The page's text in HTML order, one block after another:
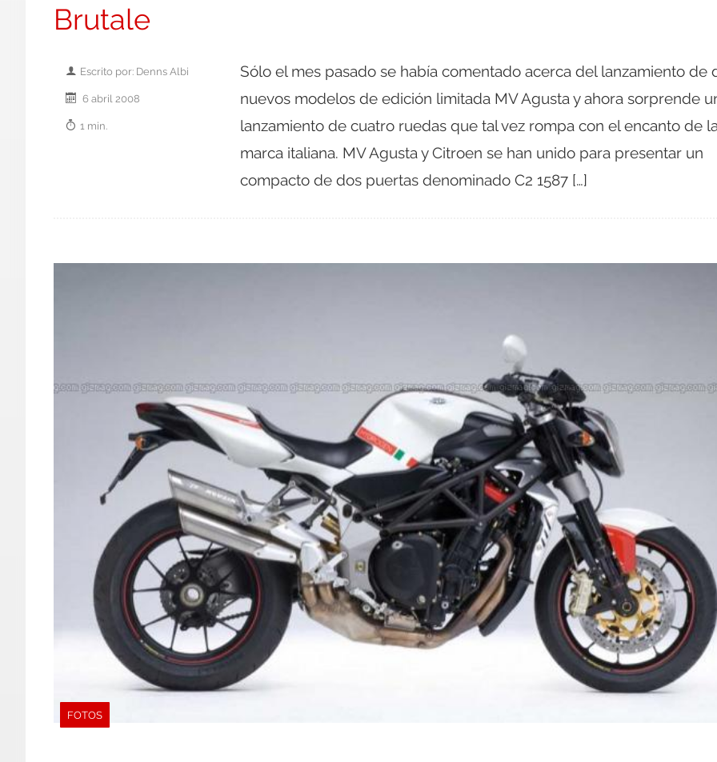
Brutale
Escrito por: Denns Albi
6 abril 2008
1 min.
Sólo el mes pasado se había comentado acerca del lanzamiento de
nuevos modelos de edición limitada MV Agusta y ahora sorprende
lanzamiento de cuatro ruedas que tal vez rompa con el encanto de
marca italiana. MV Agusta y Citroen se han unido para presentar un
compacto de dos puertas denominado C2 1587 […]
FOTOS